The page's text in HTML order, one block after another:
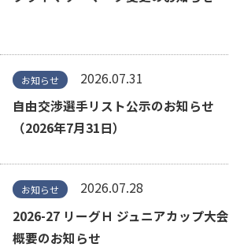
お知らせ
2026.07.31
自由交渉選手リスト公示のお知らせ
（2026年7月31日）
お知らせ
2026.07.28
2026-27 リーグＨ ジュニアカップ大会
概要のお知らせ